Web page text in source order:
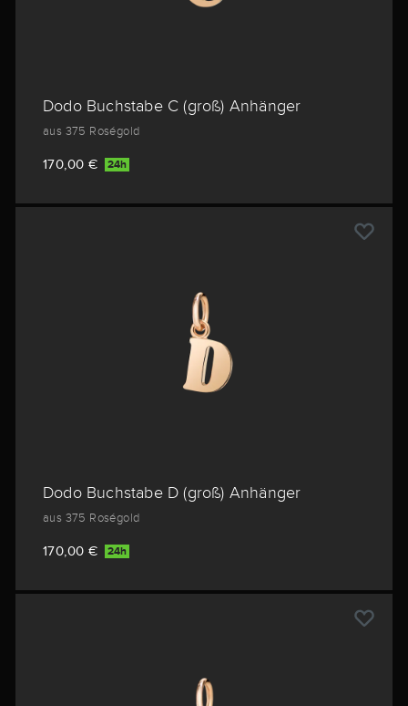
Dodo Buchstabe C (groß) Anhänger
aus 375 Roségold
170,00 € 24h
Dodo Buchstabe D (groß) Anhänger
aus 375 Roségold
170,00 € 24h